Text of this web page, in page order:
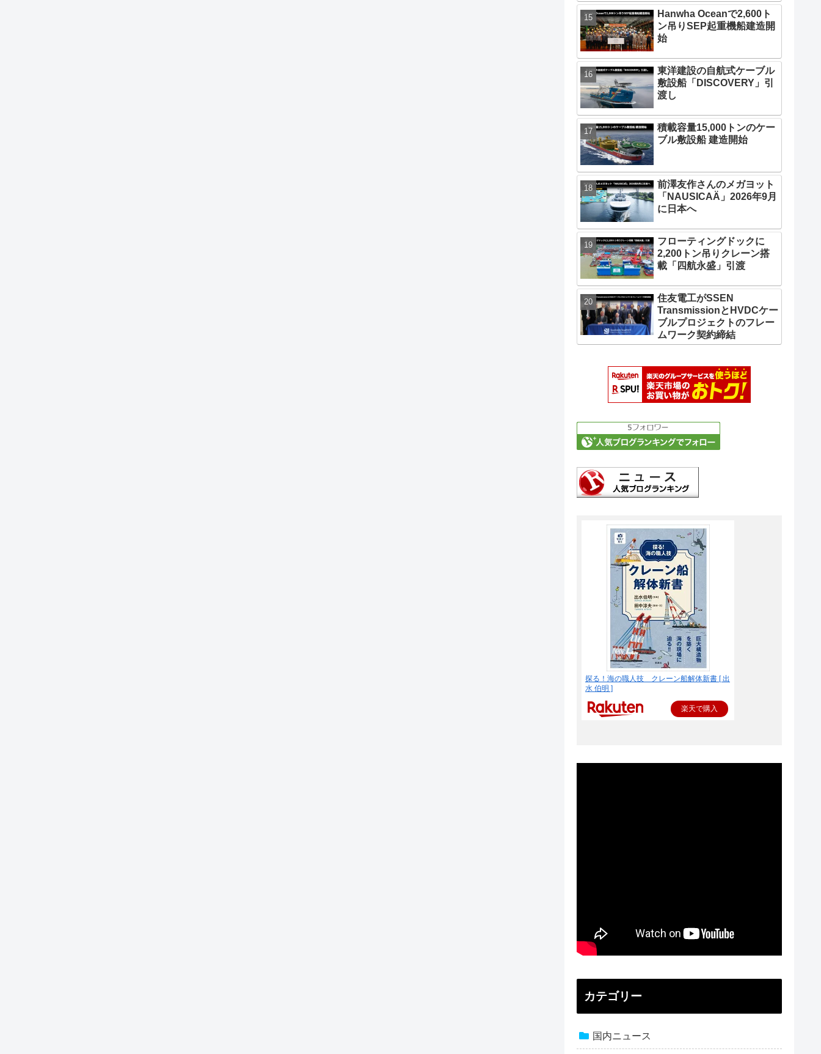
Hanwha Oceanで2,600ト
ン吊りSEP起重機船建造開
始
東洋建設の自航式ケーブル
敷設船「DISCOVERY」引
渡し
積載容量15,000トンのケー
ブル敷設船 建造開始
前澤友作さんのメガヨット
「NAUSICAÄ」2026年9月
に日本へ
フローティングドックに
2,200トン吊りクレーン搭
載「四航永盛」引渡
住友電工がSSEN
TransmissionとHVDCケー
ブルプロジェクトのフレー
ムワーク契約締結
探る！海の職人技 クレーン船解体新書 [ 出
水 伯明 ]
楽天で購入
カテゴリー
国内ニュース